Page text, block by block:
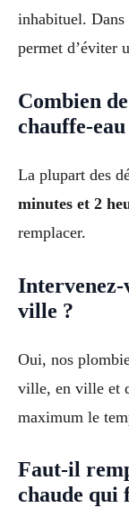
inhabituel.
permet d’éviter
Combien
chauffe-
La plupart des
minutes et 2
remplacer.
Intervenez-
ville ?
Oui, nos
ville, en ville et
maximum le
Faut-il
chaude qui